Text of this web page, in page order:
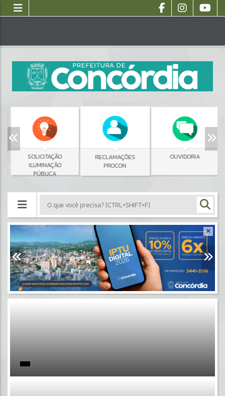
SOLICITAÇÃO
ILUMINAÇÃO
PÚBLICA
RECLAMAÇÕES
PROCON
OUVIDORIA
Portais
Por favor, aguarde...
Por favor, aguarde...